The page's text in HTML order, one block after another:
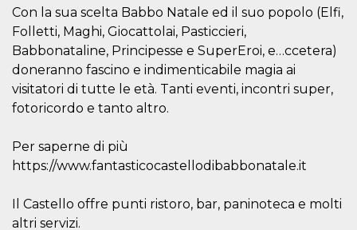
Con la sua scelta Babbo Natale ed il suo popolo (Elfi,
Folletti, Maghi, Giocattolai, Pasticcieri,
Babbonataline, Principesse e SuperEroi, e…ccetera)
doneranno fascino e indimenticabile magia ai
visitatori di tutte le età. Tanti eventi, incontri super,
fotoricordo e tanto altro.
Per saperne di più
https://www.fantasticocastellodibabbonatale.it
Il Castello offre punti ristoro, bar, paninoteca e molti
altri servizi.
wpEmojiSettingsSupports
Archiviazione
di sessione
cn_uc__
Archiviazione
locale
fbssls_314278995690155
Archiviazione
di sessione
Nome
Provider /
Nome
Provider /
Dominio
Scadenza Descrizione
__Secure-
YNID
.youtube.com
5 mesi 4
settimane